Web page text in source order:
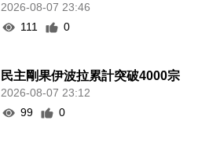
2026-08-07 23:46
111
0
民主剛果伊波拉累計突破4000宗
2026-08-07 23:12
99
0